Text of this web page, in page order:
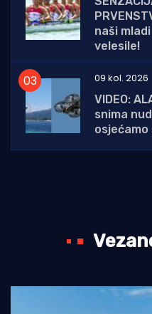
naši
velesile!
09 kol. 2026
VIDEO:
snima
osjećamo